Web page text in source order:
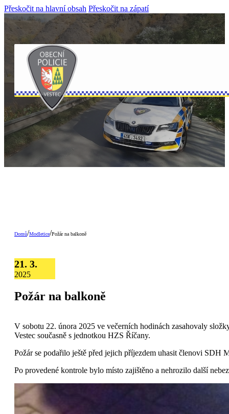
Přeskočit na hlavní obsah Přeskočit na zápatí
Domů/Modletice/Požár na balkoně
21. 3.
2025
Požár na balkoně
V sobotu 22. února 2025 ve večerních hodinách zasahovaly
Vestec současně s jednotkou HZS Říčany.
Požár se podařilo ještě před jejich příjezdem uhasit členovi
Po provedené kontrole bylo místo zajištěno a nehrozilo další